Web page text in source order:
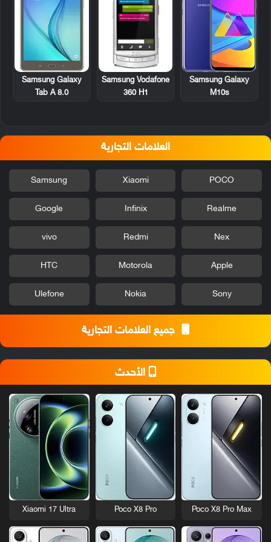
Samsung Galaxy
M10s
Samsung Vodafone
360 H1
Samsung Galaxy
Tab A 8.0
العلامات التجارية
POCO
Xiaomi
Samsung
Realme
Infinix
Google
Nex
Redmi
vivo
Apple
Motorola
HTC
Sony
Nokia
Ulefone
جميع العلامات التجارية
الأحدث
Poco X8 Pro Max
Poco X8 Pro
Xiaomi 17 Ultra